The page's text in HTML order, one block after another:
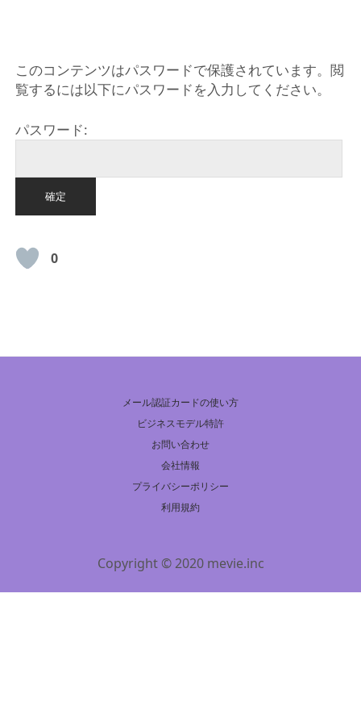
このコンテンツはパスワードで保護されています。閲
覧するには以下にパスワードを入力してください。
パスワード:
0
メール認証カードの使い方
ビジネスモデル特許
お問い合わせ
会社情報
プライバシーポリシー
利用規約
Copyright © 2020 mevie.inc